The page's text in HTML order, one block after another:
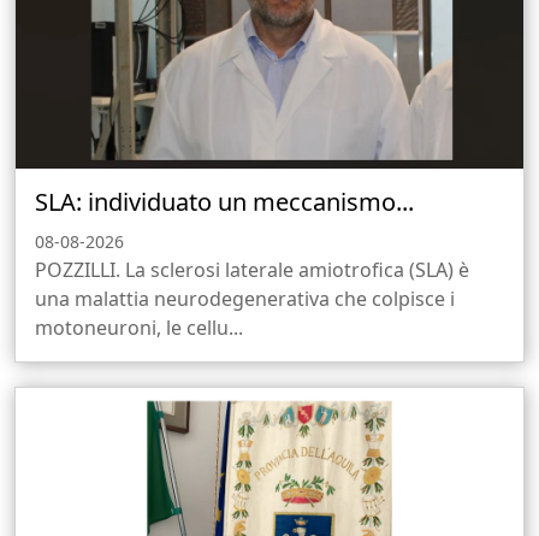
SLA: individuato un meccanismo...
08-08-2026
POZZILLI. La sclerosi laterale amiotrofica (SLA) è
una malattia neurodegenerativa che colpisce i
motoneuroni, le cellu...